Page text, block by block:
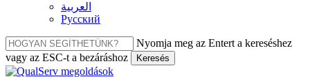
العربية‏
Русский
Nyomja meg az Entert a kereséshez
vagy az ESC-t a bezáráshoz
Keresés
Bezár